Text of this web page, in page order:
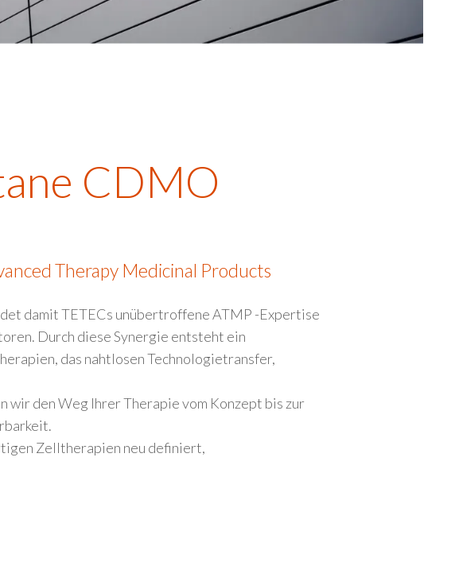
CDMO
Therapy Medicinal Products
damit TETECs unübertroffene ATMP -Expertise
Durch diese Synergie entsteht ein
das nahtlosen Technologietransfer,
wir den Weg Ihrer Therapie vom Konzept bis zur
Zelltherapien neu definiert,